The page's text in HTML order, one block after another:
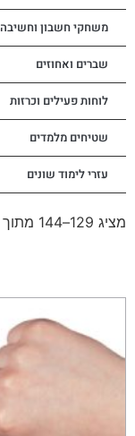
משחקי חשבון וחשיבה
שברים ואחוזים
לוחות פעילים וכרזות
שטיחים מלמדים
עזרי לימוד שונים
מציג 129–144 מתוך 228 תוצאות